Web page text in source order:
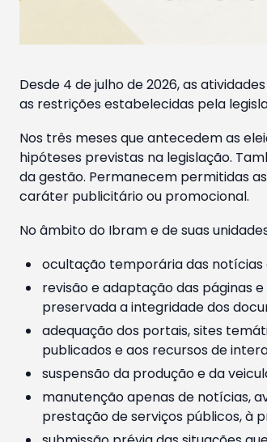
Desde 4 de julho de 2026, as
as restrições estabelecidas pela
Nos três meses que antecedem as
hipóteses previstas na legislação.
da gestão. Permanecem permitidas
caráter publicitário ou promocional.
No âmbito do Ibram e de suas
ocultação temporária das notícias
revisão e adaptação das páginas
preservada a integridade dos
adequação dos portais, sites
publicados e aos recursos de
suspensão da produção e da
manutenção apenas de notícias,
prestação de serviços públicos, à